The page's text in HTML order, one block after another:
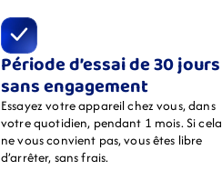
Période d’essai de 30 jours
sans engagement
Essayez votre appareil chez vous, dans
votre quotidien, pendant 1 mois. Si cela
ne vous convient pas, vous êtes libre
d’arrêter, sans frais.